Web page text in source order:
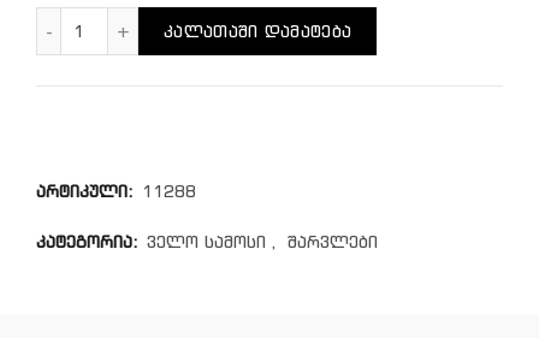
ᲙᲐᲚᲐᲗᲐᲨᲘ ᲓᲐᲛᲐᲢᲔᲑᲐ
არტიკული: 11288
კატეგორია: ველო სამოსი , შარვლები